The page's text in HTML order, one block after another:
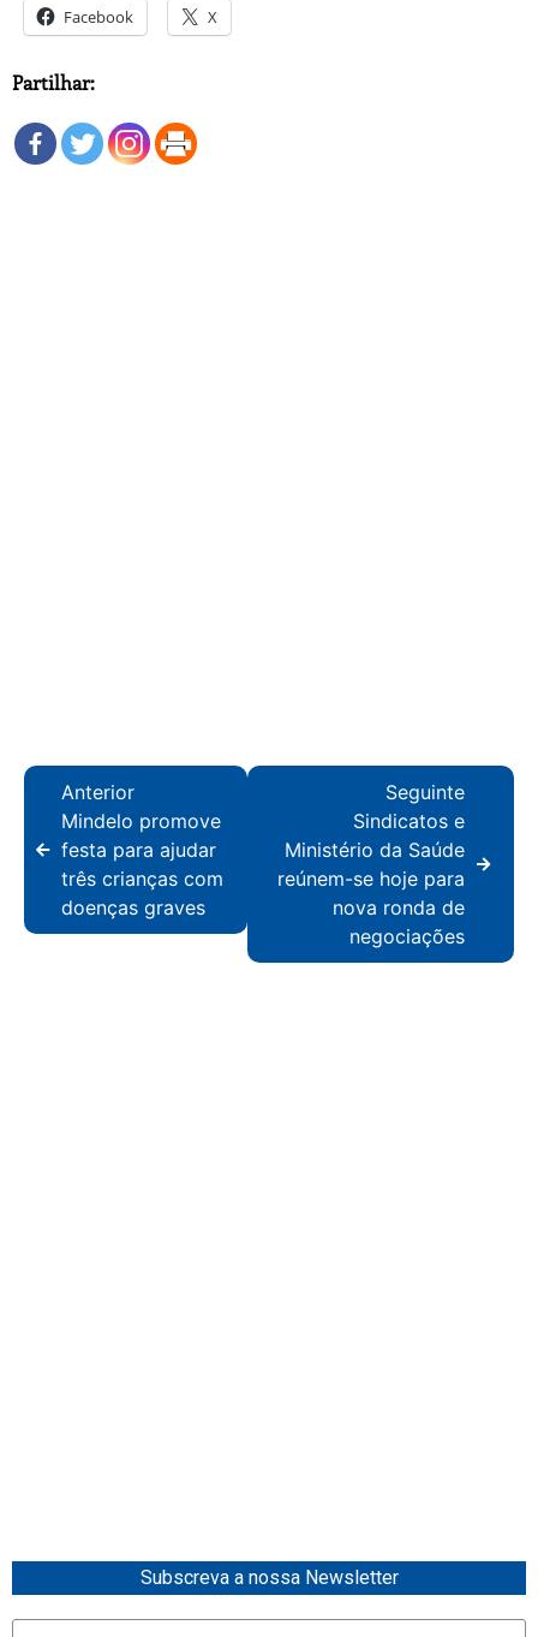
Facebook X
Partilhar:
Anterior
Mindelo promove
festa para ajudar
três crianças com
doenças graves
Seguinte
Sindicatos e
Ministério da Saúde
reúnem-se hoje para
nova ronda de
negociações
Subscreva a nossa Newsletter